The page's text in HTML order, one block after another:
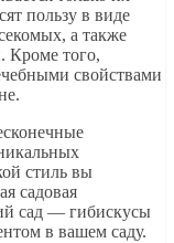
пользу в виде
а также
Кроме того,
свойствами
стиль вы
садовая
сад — гибискусы
в вашем саду.